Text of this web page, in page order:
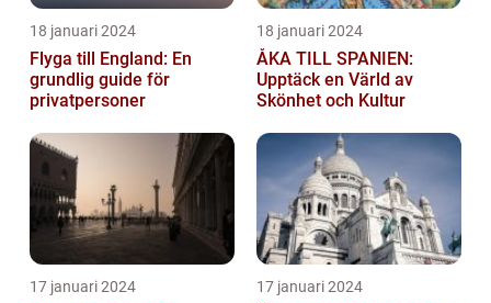
18 januari 2024
Flyga till England: En
grundlig guide för
privatpersoner
18 januari 2024
ÅKA TILL SPANIEN:
Upptäck en Värld av
Skönhet och Kultur
17 januari 2024 17 januari 2024